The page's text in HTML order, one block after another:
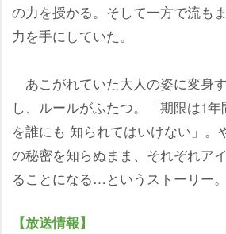
の力を授かる。そして一方で流も
力を手にしていた。
あこがれていた大人の姿に変身
し、ルールがふたつ。「期限は1
を誰にも 知られてはいけない」。
の秘密を知らぬまま、それぞれア
ることになる…というストーリー。
【放送情報】